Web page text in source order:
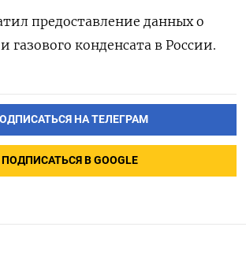
предоставление данных о
газового конденсата в России.
НА ТЕЛЕГРАМ
ПОДПИСАТЬСЯ В GOOGLE